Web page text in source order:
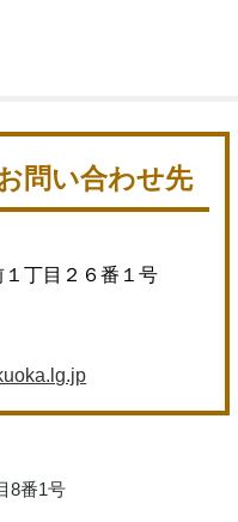
問い合わせ先
丁目２６番１号
8番1号